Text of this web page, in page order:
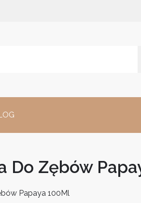
Do Zębów
Papaya 100Ml